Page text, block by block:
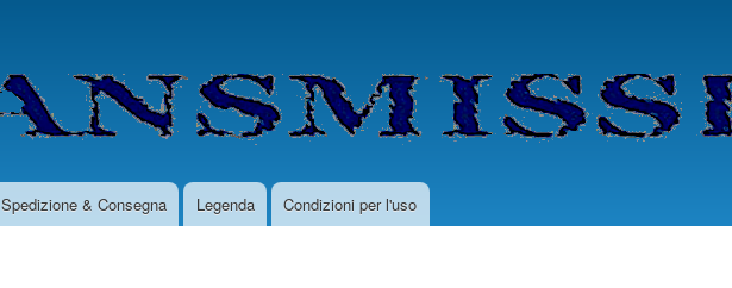
principale
Spedizione & Consegna Legenda Condizioni per l'uso